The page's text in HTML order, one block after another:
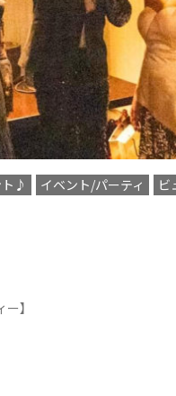
♪ イベント/パーティ ビ
】